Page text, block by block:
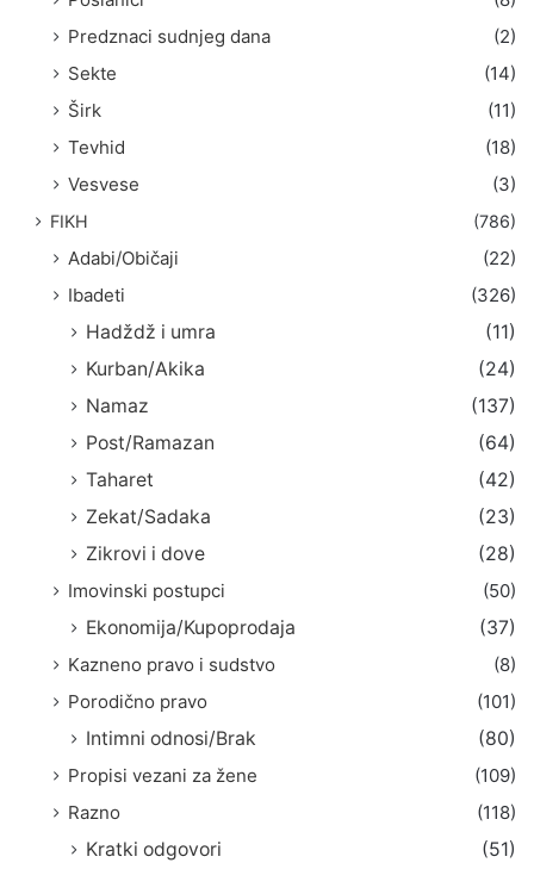
Predznaci sudnjeg dana
(2)
Sekte
(14)
Širk
(11)
Tevhid
(18)
Vesvese
(3)
FIKH (786)
Adabi/Običaji
(22)
Ibadeti
(326)
Hadždž i umra
(11)
Kurban/Akika
(24)
Namaz
(137)
Post/Ramazan
(64)
Taharet
(42)
Zekat/Sadaka
(23)
Zikrovi i dove
(28)
Imovinski postupci
(50)
Ekonomija/Kupoprodaja
(37)
Kazneno pravo i sudstvo
(8)
Porodično pravo
(101)
Intimni odnosi/Brak
(80)
Propisi vezani za žene
(109)
Razno
(118)
Kratki odgovori
(51)